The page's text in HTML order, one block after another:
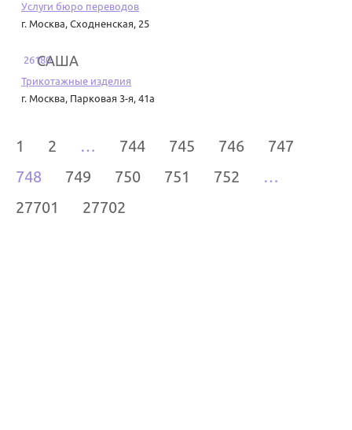
Услуги бюро переводов
г. Москва, Сходненская, 25
26180САША
Трикотажные изделия
г. Москва, Парковая 3-я, 41а
1 2 … 744 745 746
747
748
749 750 751 752
…
27701
27702